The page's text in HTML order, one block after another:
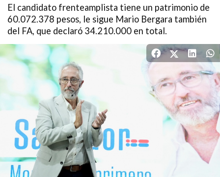
El candidato frenteamplista tiene un patrimonio de
60.072.378 pesos, le sigue Mario Bergara también
del FA, que declaró 34.210.000 en total.